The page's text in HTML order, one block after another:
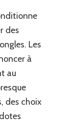
des
Les
à
au
des choix